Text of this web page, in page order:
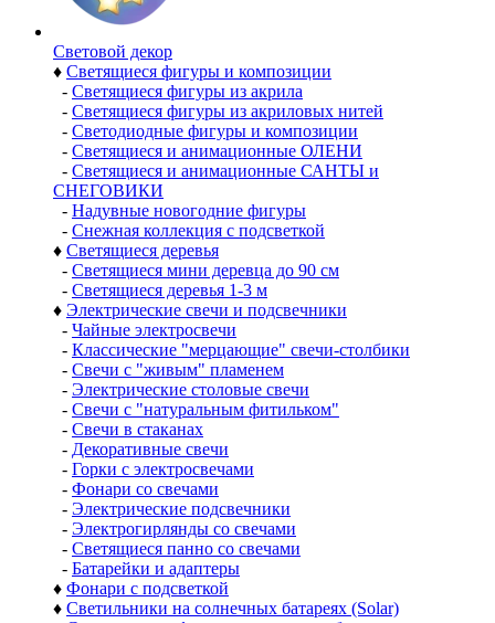
Световой декор
♦ Светящиеся фигуры и композиции
- Светящиеся фигуры из акрила
- Светящиеся фигуры из акриловых нитей
- Светодиодные фигуры и композиции
- Светящиеся и анимационные ОЛЕНИ
- Светящиеся и анимационные САНТЫ и
СНЕГОВИКИ
- Надувные новогодние фигуры
- Снежная коллекция с подсветкой
♦ Светящиеся деревья
- Светящиеся мини деревца до 90 см
- Светящиеся деревья 1-3 м
♦ Электрические свечи и подсвечники
- Чайные электросвечи
- Классические "мерцающие" свечи-столбики
- Свечи с "живым" пламенем
- Электрические столовые свечи
- Свечи с "натуральным фитильком"
- Свечи в стаканах
- Декоративные свечи
- Горки с электросвечами
- Фонари со свечами
- Электрические подсвечники
- Электрогирлянды со свечами
- Светящиеся панно со свечами
- Батарейки и адаптеры
♦ Фонари с подсветкой
♦ Светильники на солнечных батареях (Solar)